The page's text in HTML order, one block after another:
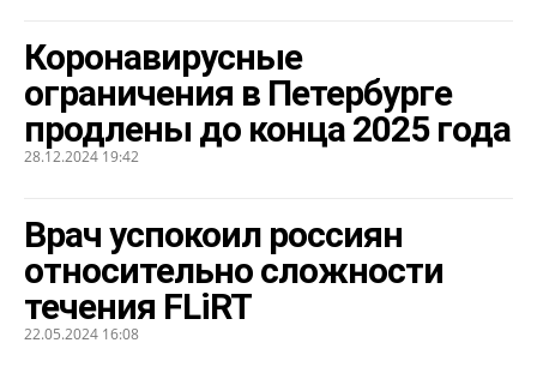
Коронавирусные
ограничения в Петербурге
продлены до конца 2025 года
28.12.2024 19:42
Врач успокоил россиян
относительно сложности
течения FLiRT
22.05.2024 16:08